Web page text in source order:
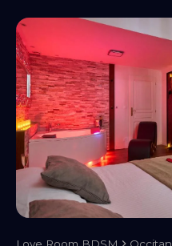
FranceNormandie
la-Loire
Provence-Alpes-
RESSOURCES
LIBERTINAGEClub
LibertinNousLib
Amie VirtuelleCandy AI
MON COMPTE
ConnexionTableau de bord
ANNONCER SUR KINKYEE
Ajouter son
Notre blog
Guides & Conseils
IA
du BDSMRencontre &
Suivez-nous
Love Room BDSM